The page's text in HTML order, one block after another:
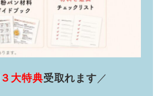
３大特典受取れます ／